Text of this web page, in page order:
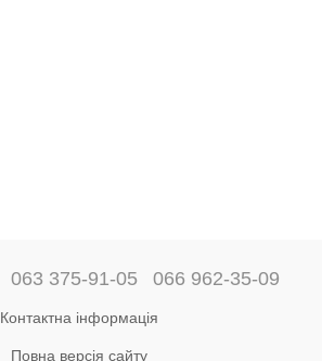
063 375-91-05 066 962-35-09
Контактна інформація
Повна версія сайту